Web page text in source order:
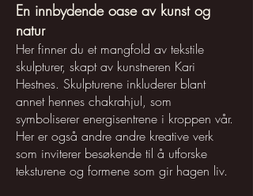
En innbydende oase av kunst og
natur
Her finner du et mangfold av tekstile
skulpturer, skapt av kunstneren Kari
Hestnes. Skulpturene inkluderer blant
annet hennes chakrahjul, som
symboliserer energisentrene i kroppen vår.
Her er også andre andre kreative verk
som inviterer besøkende til å utforske
teksturene og formene som gir hagen liv.